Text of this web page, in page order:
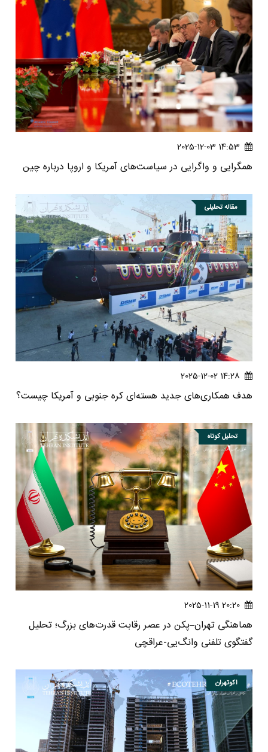
14:53 2025-12-03
همگرایی و واگرایی در سیاست‌های آمریکا و اروپا درباره چین
مقاله تحلیلی
14:28 2025-12-02
هدف همکاری‌های جدید هسته‌ای کره جنوبی و آمریکا چیست؟
تحلیل کوتاه
20:20 2025-11-19
هماهنگی تهران–پکن در عصر رقابت قدرت‌های بزرگ؛ تحلیل
گفتگوی تلفنی وانگ‌یی-عراقچی
اکوتهران